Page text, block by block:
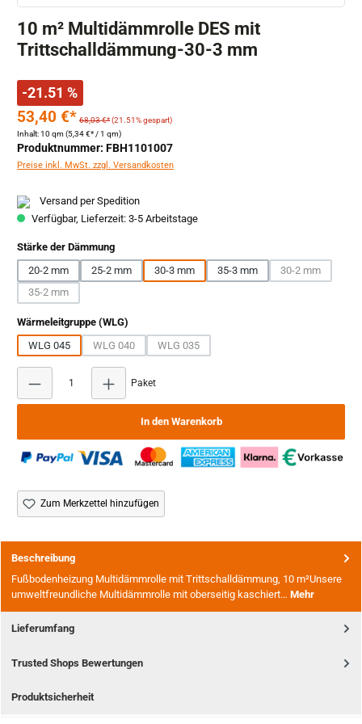
10 m² Multidämmrolle DES mit
Trittschalldämmung-30-3 mm
-21.51 %
53,40 €* 68,03 €*(21.51% gespart)
Inhalt:10 qm (5,34 €* / 1 qm)
Produktnummer: FBH1101007
Preise inkl. MwSt. zzgl. Versandkosten
Versand per Spedition
Verfügbar, Lieferzeit: 3-5 Arbeitstage
Stärke der Dämmungauswählen
20-2 mm
25-2 mm 30-3 mm 35-3 mm 30-2 mm
(Diese Option
35-2 mm
(Diese Option ist zurzeit nicht verfügbar.)
Wärmeleitgruppe (WLG)
WLG 045
WLG 040
(Diese Option ist zurzeit nicht verfügbar.)
WLG 035
(Diese Option ist zurzeit nicht verfügbar.)
Paket
In den Warenkorb
Zum Merkzettel hinzufügen
Beschreibung
Fußbodenheizung Multidämmrolle mit Trittschalldämmung, 10 m²Unsere
umweltfreundliche Multidämmrolle mit oberseitig kaschiert… Mehr
Lieferumfang
Trusted Shops Bewertungen
Produktsicherheit